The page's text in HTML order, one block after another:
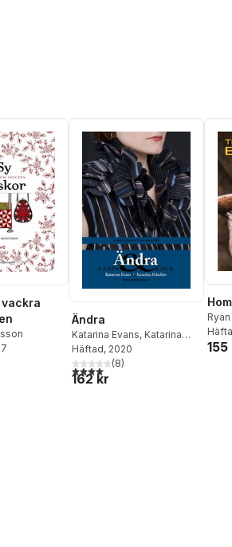
Totalt antal röster:
Ändra
Katarina Evans, Katarina
Brieditis
Häftad, 2020
4,1utav 5 stjärnor. Totalt antal
(8)
162 kr
155